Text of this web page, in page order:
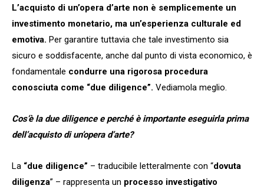
L’acquisto di un’opera d’arte non è semplicemente un
investimento monetario, ma un’esperienza culturale ed
emotiva. Per garantire tuttavia che tale investimento sia
sicuro e soddisfacente, anche dal punto di vista economico, è
fondamentale condurre una rigorosa procedura
conosciuta come “due diligence”. Vediamola meglio.
Cos’è la due diligence e perché è importante eseguirla prima
dell’acquisto di un’opera d’arte?
La “due diligence” – traducibile letteralmente con “dovuta
diligenza” – rappresenta un processo investigativo